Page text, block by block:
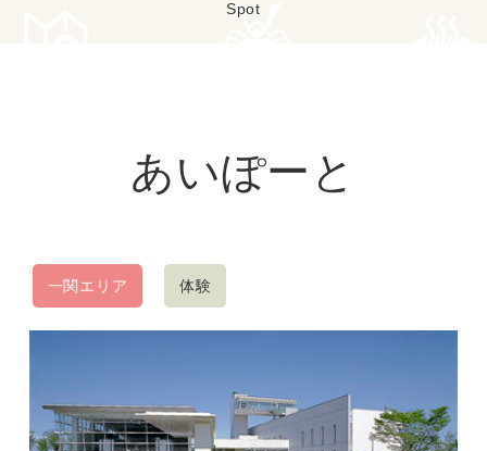
Spot
あいぽーと
一関エリア 体験